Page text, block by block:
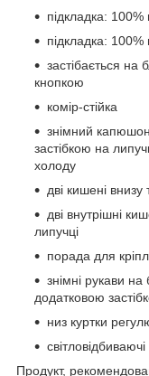
підкладка: 100%
підкладка:
застібається на
кнопкою
комір-стійка
знімний
застібкою на
холоду
дві кишені внизу
дві внутрішні
липучці
порада для
знімні рукави
додатковою
низ куртки
Продукт,